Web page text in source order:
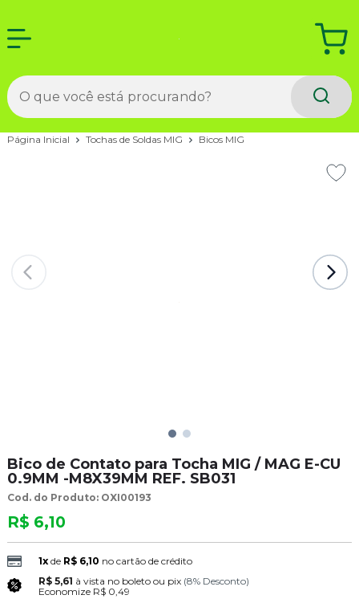
Página Inicial Tochas de Soldas MIG Bicos MIG
Bico de Contato para Tocha MIG / MAG E-CU
0.9MM -M8X39MM REF. SB031
Cod. do Produto: OXI00193
R$ 6,10
1xde R$ 6,10 no cartão de crédito
R$ 5,61 à vista no boleto ou pix (8% Desconto)
Economize R$ 0,49